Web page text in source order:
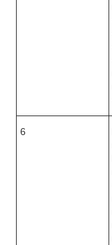
6